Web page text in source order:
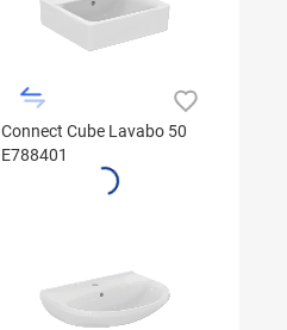
Connect Cube Lavabo 50
E788401